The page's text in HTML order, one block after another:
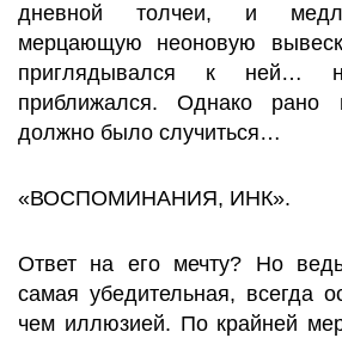
дневной толчеи, и
мерцающую неоновую
приглядывался к ней…
приближался. Однако рано
должно было случиться…
«ВОСПОМИНАНИЯ, ИНК».
Ответ на его мечту? Но
самая убедительная, всегда
чем иллюзией. По крайней